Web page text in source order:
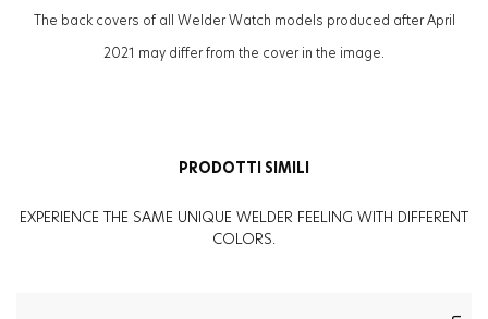
Spessore
:
12Mm
The back covers of all Welder Watch models produced after April
2021 may differ from the cover in the image.
PRODOTTI SIMILI
EXPERIENCE THE SAME UNIQUE WELDER FEELING WITH DIFFERENT
COLORS.